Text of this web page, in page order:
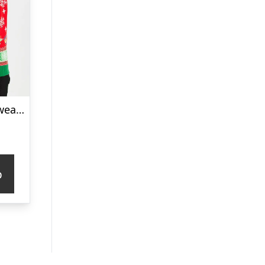
Juletræets Julesweater Rød LED – dame / kvinder